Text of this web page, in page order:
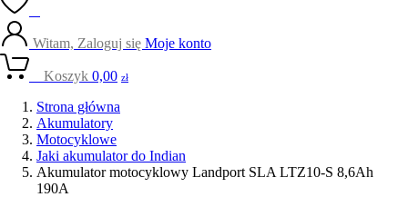
Witam, Zaloguj się Moje konto
Koszyk 0,00 zł
Strona główna
Akumulatory
Motocyklowe
Jaki akumulator do Indian
Akumulator motocyklowy Landport SLA LTZ10-S 8,6Ah
190A